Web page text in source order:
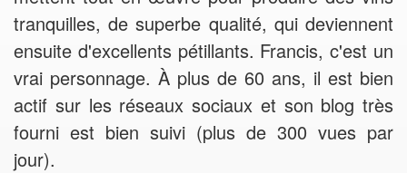
tranquilles, de superbe qualité, qui deviennent
ensuite d'excellents pétillants. Francis, c'est un
vrai personnage. À plus de 60 ans, il est bien
actif sur les réseaux sociaux et son blog très
fourni est bien suivi (plus de 300 vues par
jour).